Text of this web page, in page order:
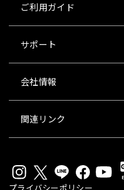
ご利用ガイド
サポート
会社情報
関連リンク
プライバシーポリシー